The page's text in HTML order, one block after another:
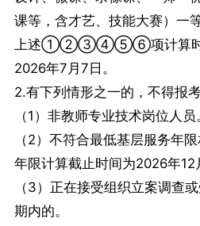
课等，含才艺、技能大赛）一
上述①②③④⑤⑥项计算时间
2026年7月7日。
2.有下列情形之一的，不得报
（1）非教师专业技术岗位人员
（2）不符合最低基层服务年
年限计算截止时间为2026年12
（3）正在接受组织立案调查
期内的。